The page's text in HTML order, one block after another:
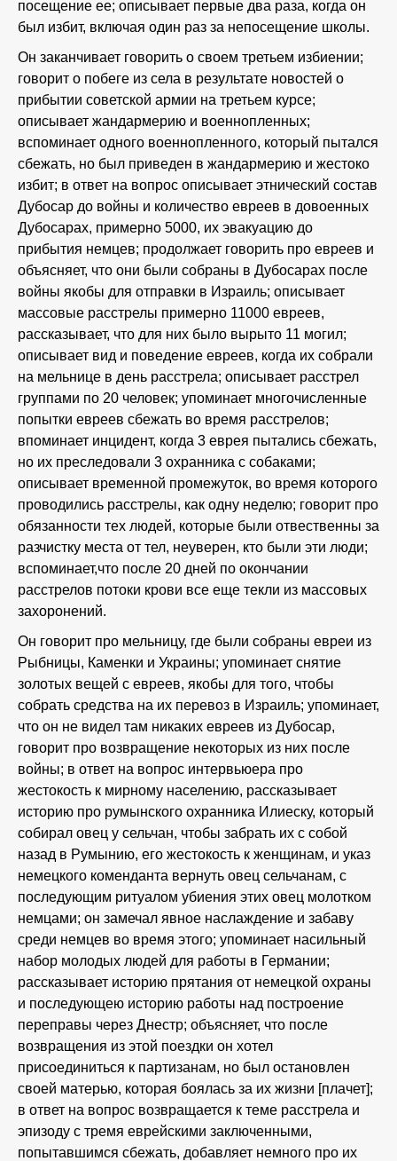
посещение ее; описывает первые два раза, когда он
был избит, включая один раз за непосещение школы.
Он заканчивает говорить о своем третьем избиении;
говорит о побеге из села в результате новостей о
прибытии советской армии на третьем курсе;
описывает жандармерию и военнопленных;
вспоминает одного военнопленного, который пытался
сбежать, но был приведен в жандармерию и жестоко
избит; в ответ на вопрос описывает этнический состав
Дубосар до войны и количество евреев в довоенных
Дубосарах, примерно 5000, их эвакуацию до
прибытия немцев; продолжает говорить про евреев и
объясняет, что они были собраны в Дубосарах после
войны якобы для отправки в Израиль; описывает
массовые расстрелы примерно 11000 евреев,
рассказывает, что для них было вырыто 11 могил;
описывает вид и поведение евреев, когда их собрали
на мельнице в день расстрела; описывает расстрел
группами по 20 человек; упоминает многочисленные
попытки евреев сбежать во время расстрелов;
впоминает инцидент, когда 3 еврея пытались сбежать,
но их преследовали 3 охранника с собаками;
описывает временной промежуток, во время которого
проводились расстрелы, как одну неделю; говорит про
обязанности тех людей, которые были отвественны за
разчистку места от тел, неуверен, кто были эти люди;
вспоминает,что после 20 дней по окончании
расстрелов потоки крови все еще текли из массовых
захоронений.
Он говорит про мельницу, где были собраны евреи из
Рыбницы, Каменки и Украины; упоминает снятие
золотых вещей с евреев, якобы для того, чтобы
собрать средства на их перевоз в Израиль; упоминает,
что он не видел там никаких евреев из Дубосар,
говорит про возвращение некоторых из них после
войны; в ответ на вопрос интервьюера про
жестокость к мирному населению, рассказывает
историю про румынского охранника Илиеску, который
собирал овец у сельчан, чтобы забрать их с собой
назад в Румынию, его жестокость к женщинам, и указ
немецкого коменданта вернуть овец сельчанам, с
последующим ритуалом убиения этих овец молотком
немцами; он замечал явное наслаждение и забаву
среди немцев во время этого; упоминает насильный
набор молодых людей для работы в Германии;
рассказывает историю прятания от немецкой охраны
и последующею историю работы над построение
переправы через Днестр; объясняет, что после
возвращения из этой поездки он хотел
присоединиться к партизанам, но был остановлен
своей матерью, которая боялась за их жизни [плачет];
в ответ на вопрос возвращается к теме расстрела и
эпизоду с тремя еврейскими заключенными,
попытавшимся сбежать, добавляет немного про их